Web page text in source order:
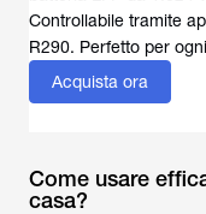
Controllabile tramite
Acquista ora
Come usare
casa?